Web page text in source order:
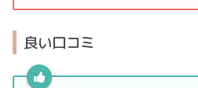
良い口コミ